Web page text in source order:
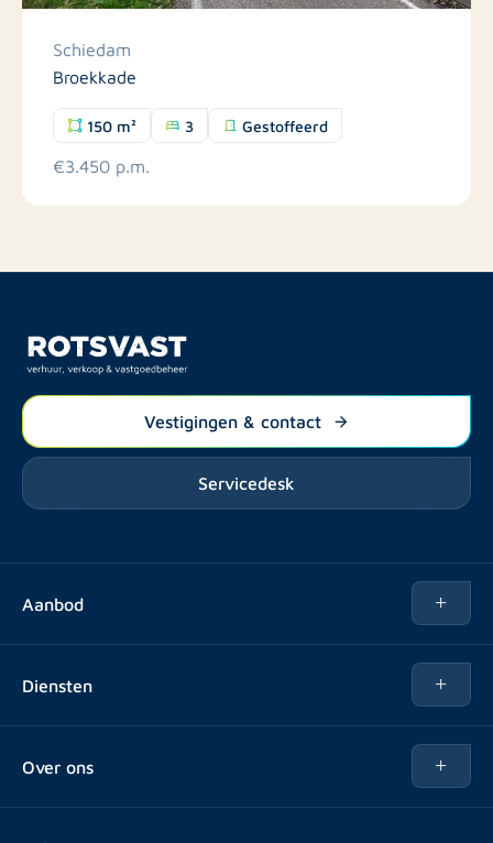
Schiedam
Broekkade
150 m² 3 Gestoffeerd
€3.450 p.m.
Vestigingen & contact
Servicedesk
Aanbod
Diensten
Over ons